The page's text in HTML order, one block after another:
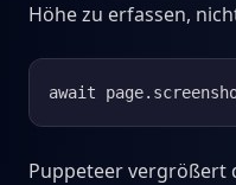
Höhe zu erfassen,
await
Puppeteer vergrößert